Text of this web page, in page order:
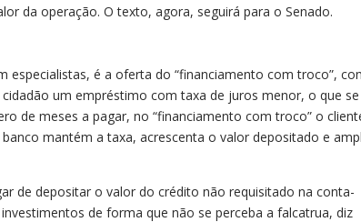
da operação. O texto, agora, seguirá para o Senado.
especialistas, é a oferta do “financiamento com troco”,
um empréstimo com taxa de juros menor, o que se
de meses a pagar, no “financiamento com troco” o
mantém a taxa, acrescenta o valor depositado e
de depositar o valor do crédito não requisitado na conta-
de forma que não se perceba a falcatrua, diz